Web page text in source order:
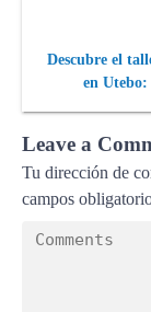
Descubre el
en Utebo:
Leave a
Tu dirección de
campos